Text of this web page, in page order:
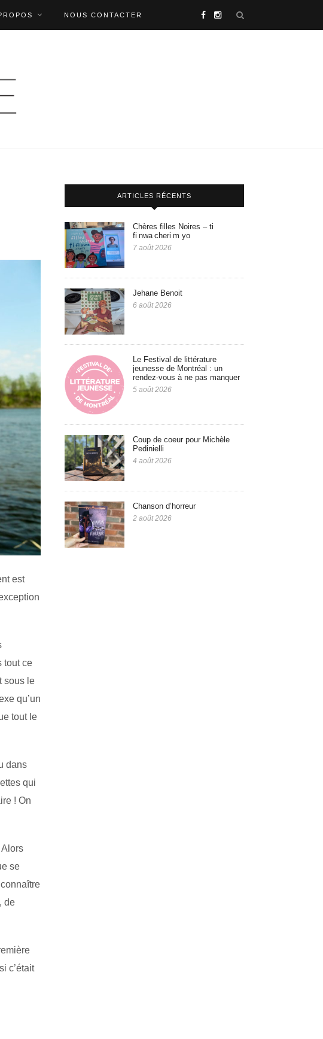
NOUS CONTACTER
est
tout ce
sous le
qu’un
tout le
dans
qui
! On
Alors
se
de
c’était
ARTICLES RÉCENTS
Chères filles Noires – ti
fi nwa cheri m yo
7 août 2026
Jehane Benoit
6 août 2026
Le Festival de littérature
jeunesse de Montréal : un
rendez-vous à ne pas manquer
5 août 2026
Coup de coeur pour Michèle
Pedinielli
4 août 2026
Chanson d’horreur
2 août 2026